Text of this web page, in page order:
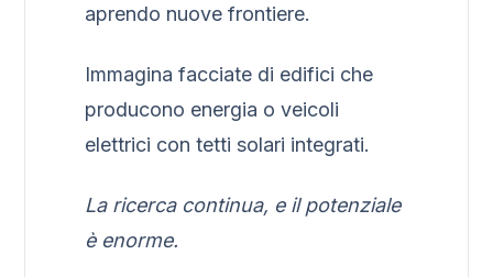
aprendo nuove frontiere.
Immagina facciate di edifici che
producono energia o veicoli
elettrici con tetti solari integrati.
La ricerca continua, e il potenziale
è enorme.